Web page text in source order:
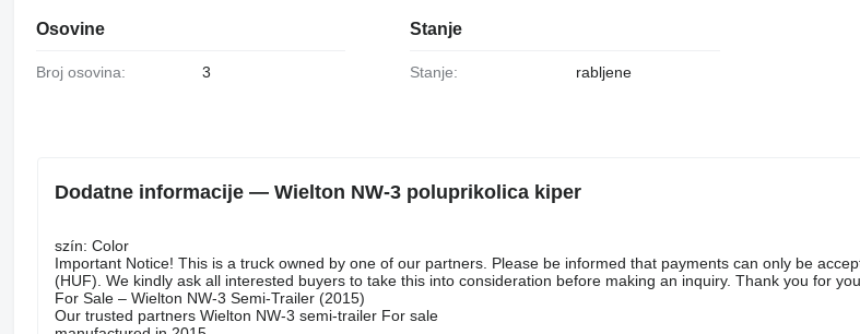
Osovine
Broj osovina: 3
Stanje
Stanje: rabljene
Dodatne informacije — Wielton NW-3 poluprikolica kiper
szín: Color
Important Notice! This is a truck owned by one of our partners. Please be informed that payments can only be
(HUF). We kindly ask all interested buyers to take this into consideration before making an inquiry. Thank you for
For Sale – Wielton NW-3 Semi-Trailer (2015)
Our trusted partners Wielton NW-3 semi-trailer For sale